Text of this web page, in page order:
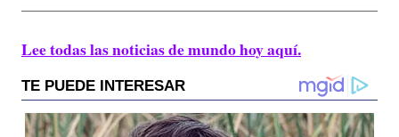
Lee todas las noticias de mundo hoy aquí.